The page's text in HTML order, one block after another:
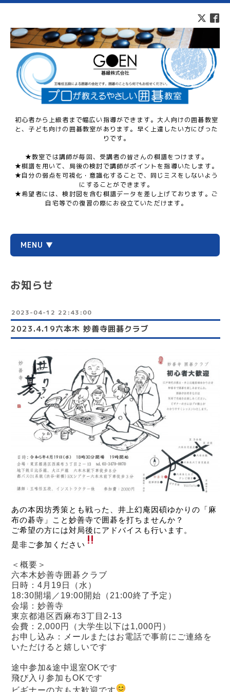
初心者から上級者まで幅広い指導ができます。大人向けの囲碁教室
と、子ども向けの囲碁教室があります。早く上達したい方にぴった
りです。
★教室では講師が毎回、受講者の皆さんの棋譜をつけます。
★棋譜を用いて、局後の検討で講師がポイントを指導いたします。
★自分の弱点を可視化・意識化することで、同じミスをしないよう
にすることができます。
★希望者には、検討図を含む棋譜データを差し上げております。ご
自宅等での復習の際にお役立ていただけます。
MENU ▼
お知らせ
2023-04-12 22:43:00
2023.4.19六本木 妙善寺囲碁クラブ
あの本因坊秀策とも戦った、井上幻庵因碩ゆかりの「麻
布の碁寺」こと妙善寺で囲碁を打ちませんか？
ご希望の方には対局後にアドバイスも行います。
是非ご参加ください
＜概要＞
六本木妙善寺囲碁クラブ
日時：4月19日（水）
18:30開場／19:00開始（21:00終了予定）
会場：妙善寺
東京都港区西麻布3丁目2-13
会費：2,000円（大学生以下は1,000円）
お申し込み：
メールまたはお電話で事前にご連絡を
いただけると嬉しいです
途中参加&途中退室OKです
飛び入り参加もOKです
ビギナーの方も大歓迎です